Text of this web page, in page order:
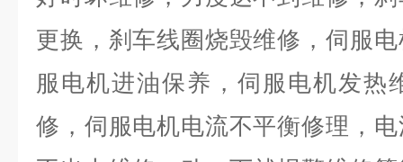
更换，刹车线圈烧毁维修，伺服
服电机进油保养，伺服电机发热
修，伺服电机电流不平衡修理，